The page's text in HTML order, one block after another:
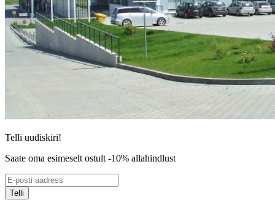
Telli uudiskiri!
Saate oma esimeselt ostult -10% allahindlust
Telli